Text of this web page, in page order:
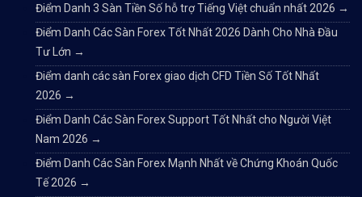
Điểm Danh 3 Sàn Tiền Số hỗ trợ Tiếng Việt chuẩn nhất 2026 →
Điểm Danh Các Sàn Forex Tốt Nhất 2026 Dành Cho Nhà Đầu
Tư Lớn →
Điểm danh các sàn Forex giao dịch CFD Tiền Số Tốt Nhất
2026 →
Điểm Danh Các Sàn Forex Support Tốt Nhất cho Người Việt
Nam 2026 →
Điểm Danh Các Sàn Forex Mạnh Nhất về Chứng Khoán Quốc
Tế 2026 →